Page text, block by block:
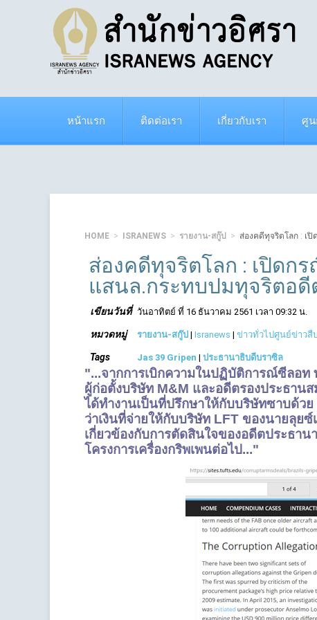
หน้าแรก ติดต่อเรา เกี่ยวกับเรา ศูน
HOME ISRANEWS รายงาน-สกู๊ป ส่องคดีทุจริตโลก : เ
ส่องคดีทุจริตโลก : เปิดก
แสนล.กระทบปมทุจริตอ
เขียนวันที่ วันอาทิตย์ ที่ 16 ธันวาคม 2561 เวลา 09:32 น.
หมวดหมู่ รายงาน-สกู๊ป | Isranews | ข่าวทั่วไปศูนย์ข่าวสื
Tags Jas 39 Gripen | ประธานาธิบดีบราซิล
"...จากการเบิกความในปฏิบัติการณ์ซีลอท
ผู้ก่อตั้งบริษัท M&M และอดีตรองประธา
ได้ทำงานเป็นที่ปรึกษาให้กับบริษัทซาบด้ว
ว่าเงินที่จ่ายให้กับบริษัท LFT ของนายลุย
เกี่ยวข้องกับการตัดสินใจของอดีตประธา
โครงการเครื่องกริพเพนต่อไป..."